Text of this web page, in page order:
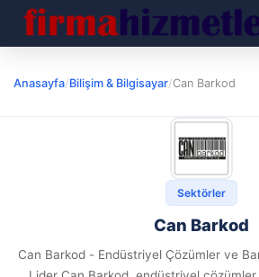
Anasayfa/Bilişim & Bilgisayar/Can Barkod
Sektörler
Can Barkod
Can Barkod - Endüstriyel Çözümler ve